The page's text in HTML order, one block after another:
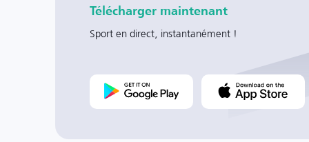
Télécharger maintenant
Sport en direct, instantanément !